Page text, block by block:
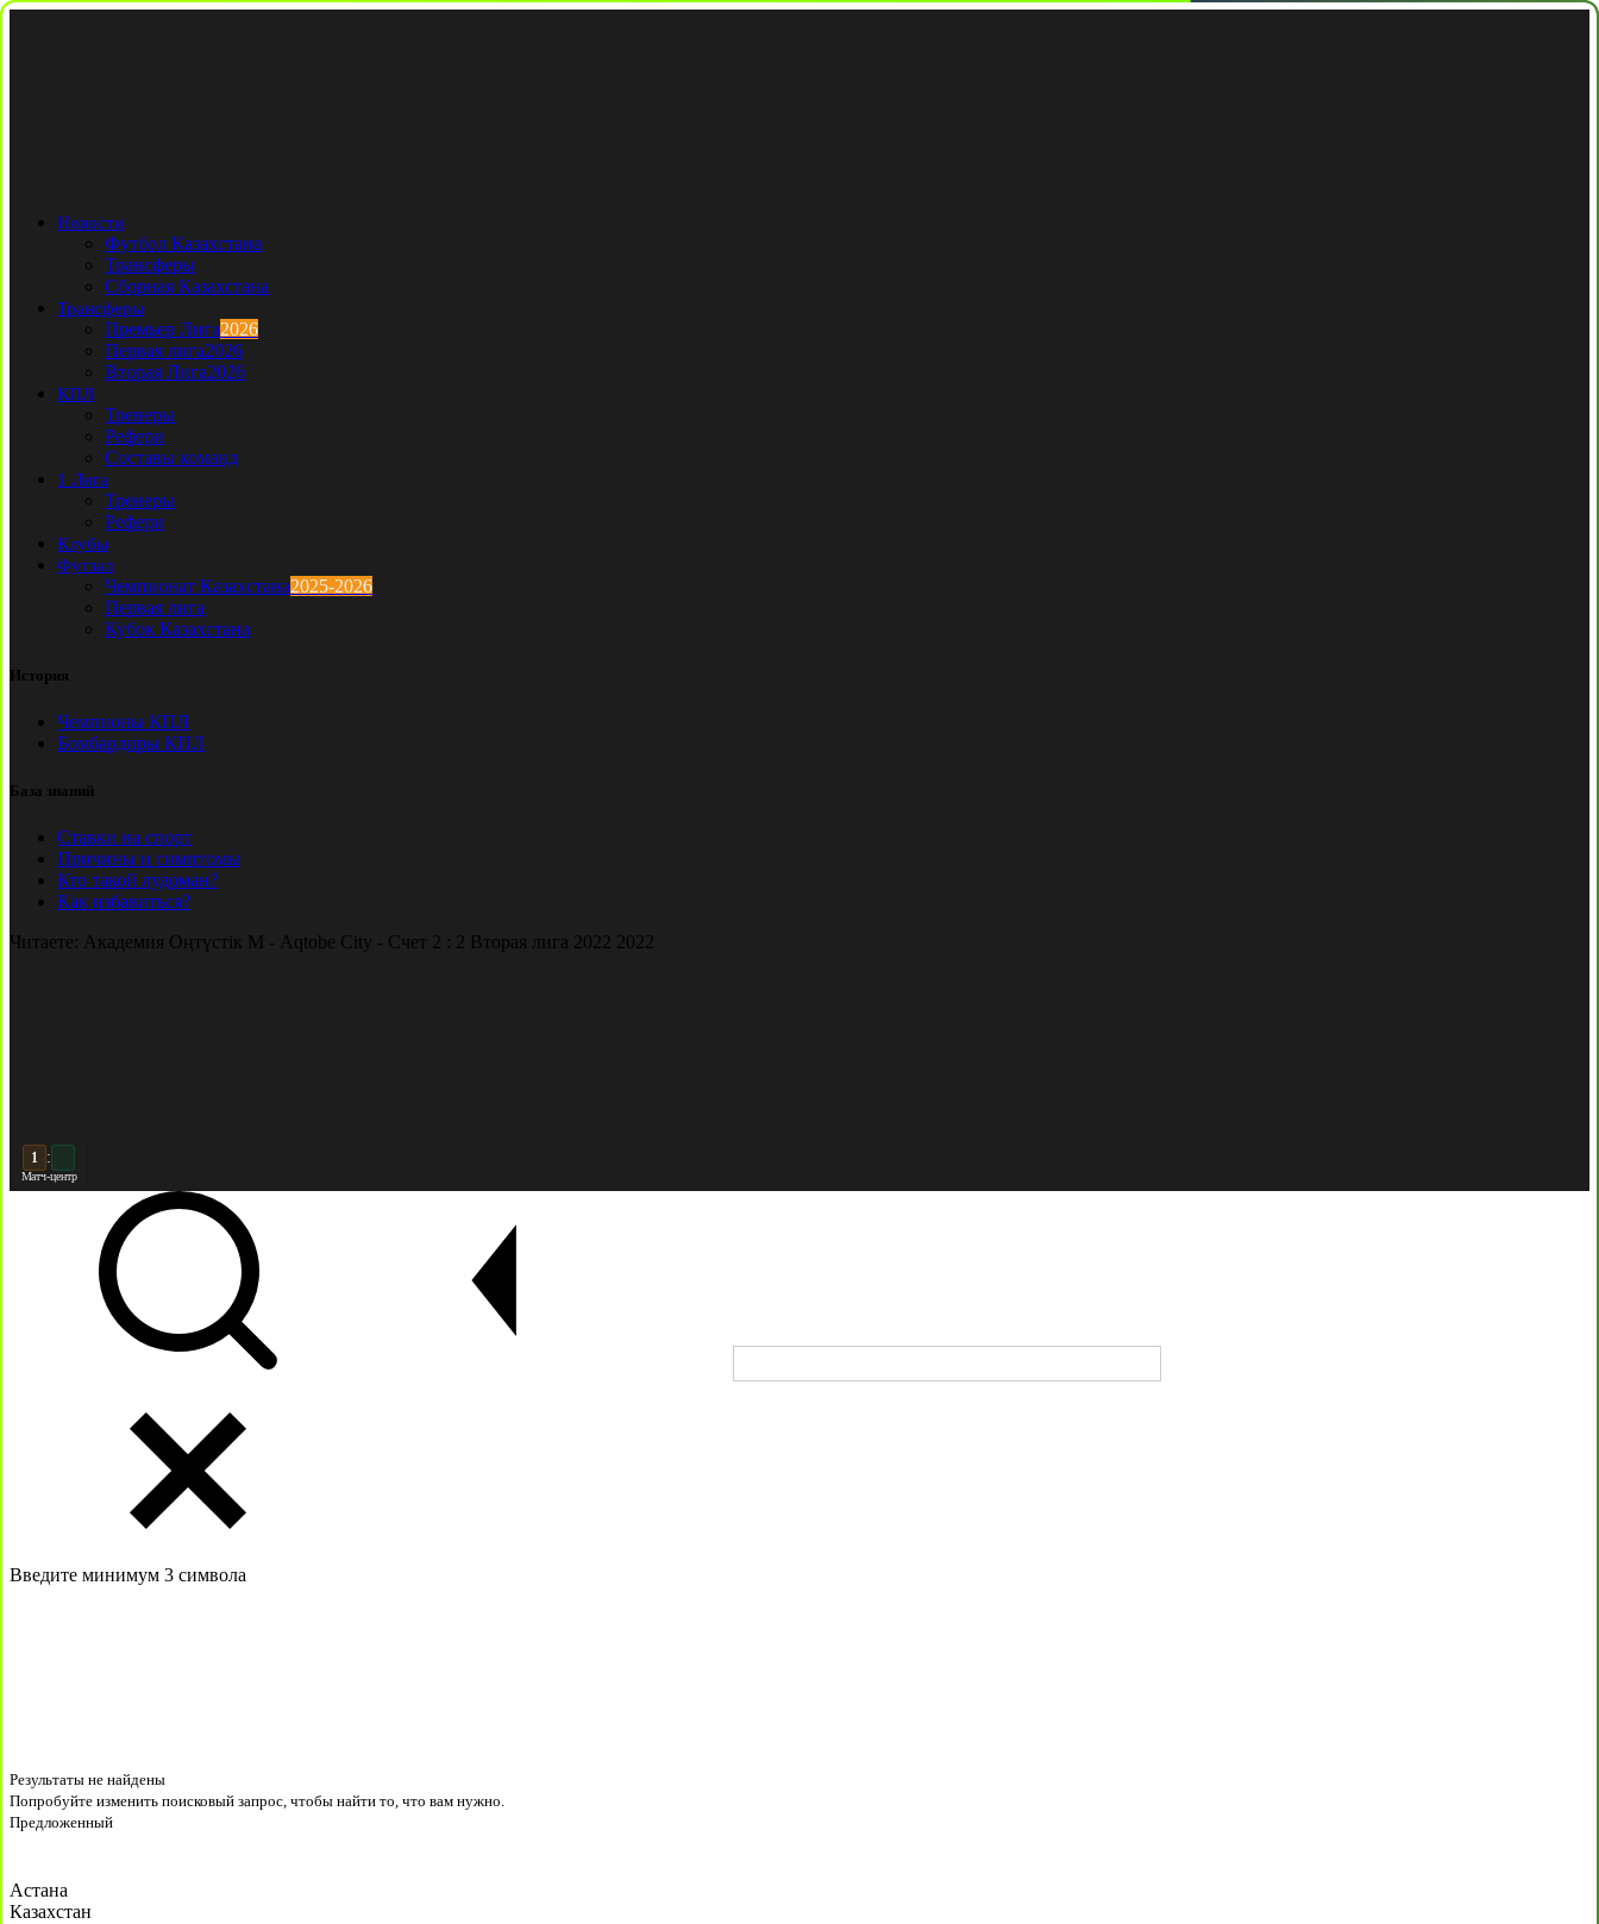
Новости
Футбол Казахстана
Трансферы
Сборная Казахстана
Трансферы
Премьер Лига2026
Первая лига2026
Вторая Лига2026
КПЛ
Тренеры
Рефери
Составы команд
1 Лига
Тренеры
Рефери
Клубы
Футзал
Чемпионат Казахстана2025-2026
Первая лига
Кубок Казахстана
История
Чемпионы КПЛ
Бомбардиры КПЛ
База знаний
Ставки на спорт
Причины и симптомы
Кто такой лудоман?
Как избавиться?
Читаете: Академия Оңтүстік М - Aqtobe City - Счет 2 : 2 Вторая лига 2022 2022
2 :
Матч-центр
Введите минимум 3 символа
Результаты не найдены
Попробуйте изменить поисковый запрос, чтобы найти то, что вам нужно.
Предложенный
Астана
Казахстан